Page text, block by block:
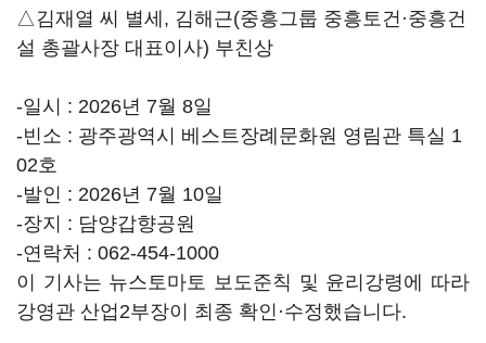
△김재열 씨 별세, 김해근(중흥그룹 중흥토건·중흥건
설 총괄사장 대표이사) 부친상
-일시 : 2026년 7월 8일
-빈소 : 광주광역시 베스트장례문화원 영림관 특실 1
02호
-발인 : 2026년 7월 10일
-장지 : 담양갑향공원
-연락처 : 062-454-1000
이 기사는 뉴스토마토 보도준칙 및 윤리강령에 따라
강영관 산업2부장이 최종 확인·수정했습니다.